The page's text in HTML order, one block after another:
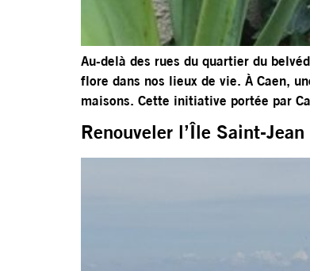
Au-delà des rues du quartier du
flore dans nos lieux de vie. À Caen,
maisons. Cette initiative portée par
Renouveler l’Île Saint-Jean